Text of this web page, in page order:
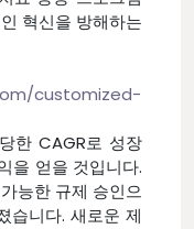
혁신을 방해하는
customized-
한 CAGR로 성장
을 얻을 것입니다.
능한 규제 승인으
습니다. 새로운 제